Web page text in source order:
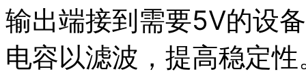
输出端接到需要5V的设
电容以滤波，提高稳定